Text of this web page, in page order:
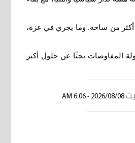
أكثر من ساحة. وما يجري في غزة،
المفاوضات بحثًا عن حلول أكثر
2026/08/08 - 6:06 AM